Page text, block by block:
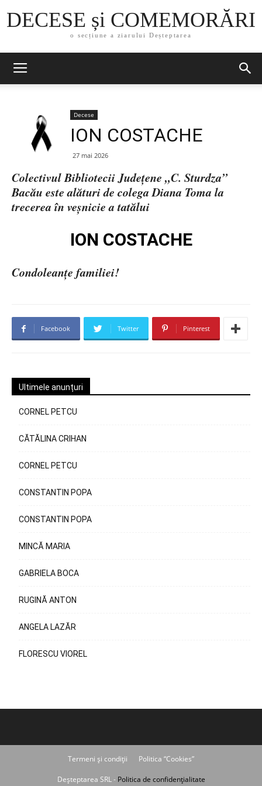
DECESE și COMEMORĂRI
o secțiune a ziarului Deșteptarea
Decese
ION COSTACHE
27 mai 2026
Colectivul Bibliotecii Județene „C. Sturdza”
Bacău este alături de colega Diana Toma la
trecerea în veșnicie a tatălui
ION COSTACHE
Condoleanțe familiei!
Facebook Twitter Pinterest
Ultimele anunțuri
CORNEL PETCU
CĂTĂLINA CRIHAN
CORNEL PETCU
CONSTANTIN POPA
CONSTANTIN POPA
MINCĂ MARIA
GABRIELA BOCA
RUGINĂ ANTON
ANGELA LAZĂR
FLORESCU VIOREL
Termeni și condiții Politica “Cookies”
Deșteptarea SRL - Politica de confidențialitate